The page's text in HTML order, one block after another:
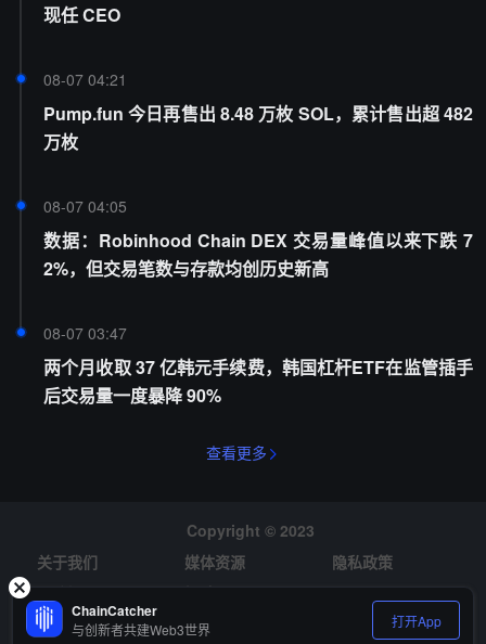
现任 CEO
08-07 04:21
Pump.fun 今日再售出 8.48 万枚 SOL，累计售出超 482
万枚
08-07 04:05
数据：Robinhood Chain DEX 交易量峰值以来下跌 7
2%，但交易笔数与存款均创历史新高
08-07 03:47
两个月收取 37 亿韩元手续费，韩国杠杆ETF在监管插手
后交易量一度暴降 90%
查看更多
Copyright © 2023
关于我们
媒体资源
隐私政策
风险提示
招聘
ChainCatcher
与创新者共建Web3世界 打开App